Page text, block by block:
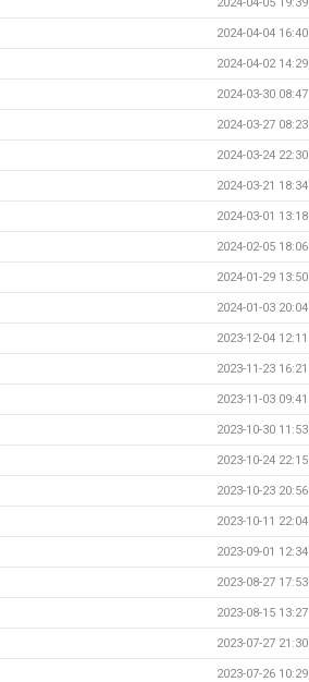
2024-04-04 16:40
2024-04-02 14:29
2024-03-30 08:47
2024-03-27 08:23
2024-03-24 22:30
2024-03-21 18:34
2024-03-01 13:18
2024-02-05 18:06
2024-01-29 13:50
2024-01-03 20:04
2023-12-04 12:11
2023-11-23 16:21
2023-11-03 09:41
2023-10-30 11:53
2023-10-24 22:15
2023-10-23 20:56
2023-10-11 22:04
2023-09-01 12:34
2023-08-27 17:53
2023-08-15 13:27
2023-07-27 21:30
2023-07-26 10:29